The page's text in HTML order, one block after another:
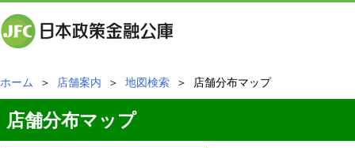
ホーム ＞ 店舗案内 ＞ 地図検索 ＞ 店舗分布マップ
店舗分布マップ